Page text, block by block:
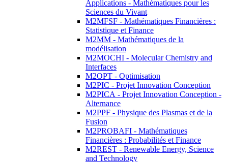
Applications - Mathématiques pour les
Sciences du Vivant
M2MFSF - Mathématiques Financières :
Statistique et Finance
M2MM - Mathématiques de la
modélisation
M2MOCHI - Molecular Chemistry and
Interfaces
M2OPT - Optimisation
M2PIC - Projet Innovation Conception
M2PICA - Projet Innovation Conception -
Alternance
M2PPF - Physique des Plasmas et de la
Fusion
M2PROBAFI - Mathématiques
Financières : Probabilités et Finance
M2REST - Renewable Energy, Science
and Technology